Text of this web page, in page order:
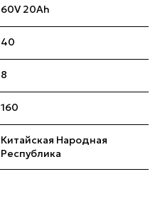
60V 20Ah
40
8
160
Китайская Народная
Республика